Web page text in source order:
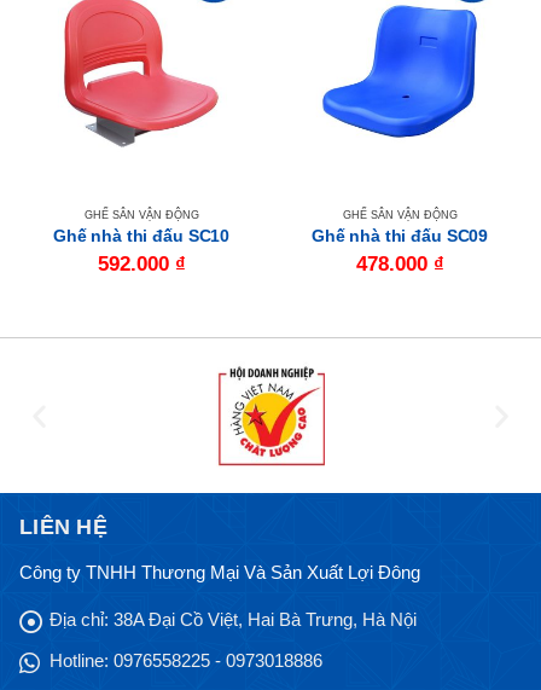
GHẾ SÂN VẬN ĐỘNG
Ghế nhà thi đấu SC10
592.000 ₫
GHẾ SÂN VẬN ĐỘNG
Ghế nhà thi đấu SC09
478.000 ₫
LIÊN HỆ
Công ty TNHH Thương Mại Và Sản Xuất Lợi Đông
Địa chỉ: 38A Đại Cồ Việt, Hai Bà Trưng, Hà Nội
Hotline: 0976558225 - 0973018886